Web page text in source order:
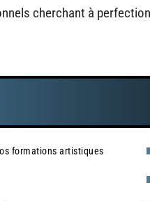
cherchant à
formations artistiques